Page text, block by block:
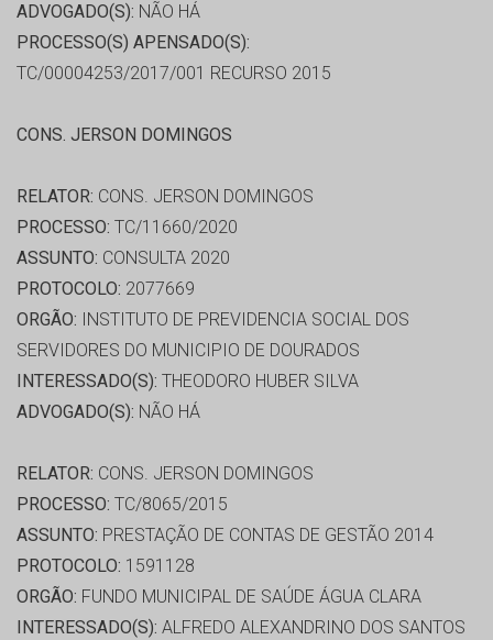
ADVOGADO(S): NÃO HÁ
PROCESSO(S) APENSADO(S):
TC/00004253/2017/001 RECURSO 2015
CONS. JERSON DOMINGOS
RELATOR: CONS. JERSON DOMINGOS
PROCESSO: TC/11660/2020
ASSUNTO: CONSULTA 2020
PROTOCOLO: 2077669
ORGÃO: INSTITUTO DE PREVIDENCIA SOCIAL DOS
SERVIDORES DO MUNICIPIO DE DOURADOS
INTERESSADO(S): THEODORO HUBER SILVA
ADVOGADO(S): NÃO HÁ
RELATOR: CONS. JERSON DOMINGOS
PROCESSO: TC/8065/2015
ASSUNTO: PRESTAÇÃO DE CONTAS DE GESTÃO 2014
PROTOCOLO: 1591128
ORGÃO: FUNDO MUNICIPAL DE SAÚDE ÁGUA CLARA
INTERESSADO(S): ALFREDO ALEXANDRINO DOS SANTOS